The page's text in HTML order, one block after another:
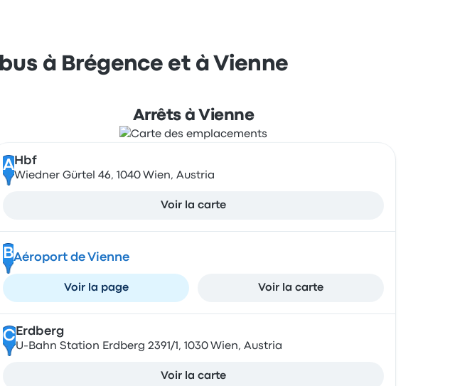
à Brégence et à Vienne
Arrêts à Vienne
A Hbf
Wiedner Gürtel 46, 1040 Wien, Austria
Voir la carte
BAéroport de Vienne
Voir la page Voir la carte
CErdberg
U-Bahn Station Erdberg 2391/1, 1030 Wien, Austria
Voir la carte